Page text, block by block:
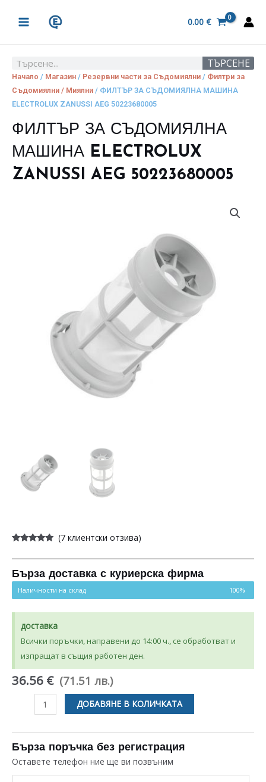
MENU
0.00 €
Search ТЪРСЕНЕ
Начало / Магазин / Резервни части за Съдомиялни / Филтри за
Съдомиялни / Миялни / ФИЛТЪР ЗА СЪДОМИЯЛНА МАШИНА
ELECTROLUX ZANUSSI AEG 50223680005
ФИЛТЪР ЗА СЪДОМИЯЛНА
МАШИНА ELECTROLUX
ZANUSSI AEG 50223680005
5.00от 5,
потребителски
оценки
(7клиентски отзива)
Бърза доставка с куриерска фирма
Наличности на склад 100%
доставка
Всички поръчки, направени до 14:00 ч., се обработват и
изпращат в същия работен ден.
36.56 € (71.51 лв.)
количество
ФИЛТЪР
ЗА
СЪДОМИЯЛНА
МАШИНА
ДОБАВЯНЕ В КОЛИЧКАТА
Бърза поръчка без регистрация
Оставете телефон ние ще ви позвъним